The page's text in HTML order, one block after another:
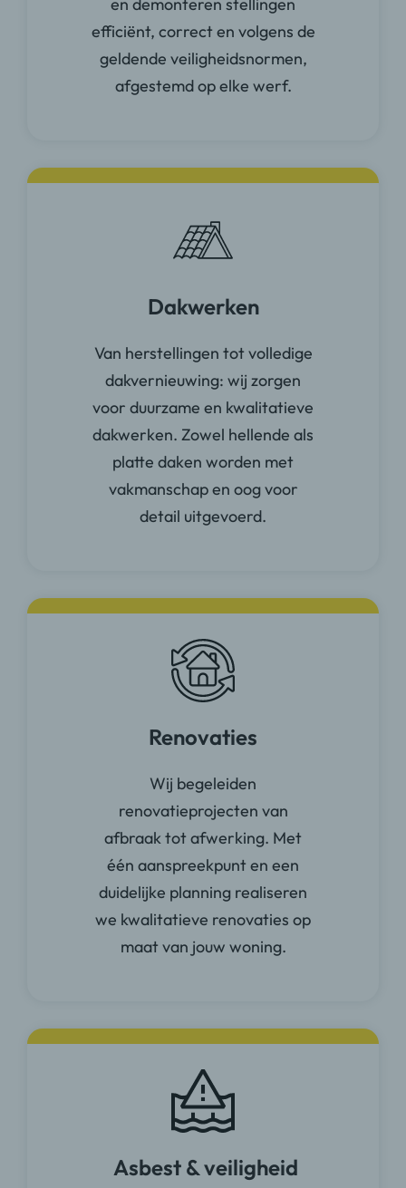
Bouw- en renovatiewerken met
vakmanschap
efficiënt, correct en volgens de
geldende veiligheidsnormen,
afgestemd op elke werf.
Dakwerken
Van herstellingen tot volledige
dakvernieuwing: wij zorgen
voor duurzame en kwalitatieve
dakwerken. Zowel hellende als
platte daken worden met
vakmanschap en oog voor
detail uitgevoerd.
Renovaties
Wij begeleiden
renovatieprojecten van
afbraak tot afwerking. Met
één aanspreekpunt en een
duidelijke planning realiseren
we kwalitatieve renovaties op
maat van jouw woning.
Asbest & veiligheid